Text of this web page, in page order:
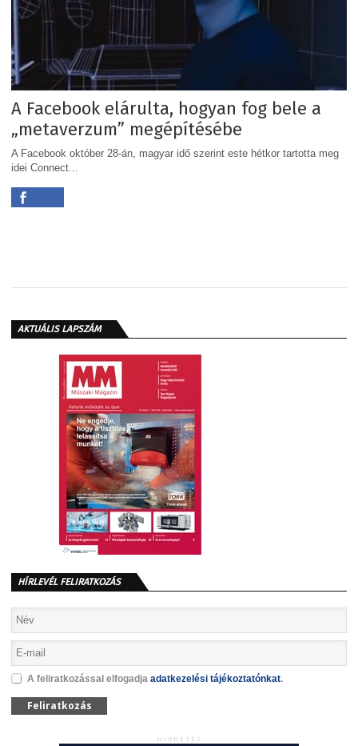
A Facebook elárulta, hogyan fog bele a
„metaverzum” megépítésébe
A Facebook október 28-án, magyar idő szerint este hétkor tartotta meg
idei Connect...
AKTUÁLIS LAPSZÁM
HÍRLEVÉL FELIRATKOZÁS
A feliratkozással elfogadja adatkezelési tájékoztatónkat.
Feliratkozás
HIRDETÉS